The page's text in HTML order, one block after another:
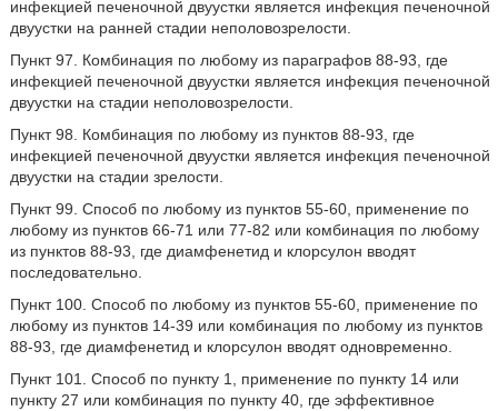
инфекцией печеночной двуустки является инфекция печеночной
двуустки на ранней стадии неполовозрелости.
Пункт 97. Комбинация по любому из параграфов 88-93, где
инфекцией печеночной двуустки является инфекция печеночной
двуустки на стадии неполовозрелости.
Пункт 98. Комбинация по любому из пунктов 88-93, где
инфекцией печеночной двуустки является инфекция печеночной
двуустки на стадии зрелости.
Пункт 99. Способ по любому из пунктов 55-60, применение по
любому из пунктов 66-71 или 77-82 или комбинация по любому
из пунктов 88-93, где диамфенетид и клорсулон вводят
последовательно.
Пункт 100. Способ по любому из пунктов 55-60, применение по
любому из пунктов 14-39 или комбинация по любому из пунктов
88-93, где диамфенетид и клорсулон вводят одновременно.
Пункт 101. Способ по пункту 1, применение по пункту 14 или
пункту 27 или комбинация по пункту 40, где эффективное